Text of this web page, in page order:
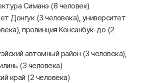
Симанэ (8 человек)
Донгук (3 человека), университет
провинция Кенсанбук-до (2
автомный район (3 человека),
(3 человека)
край (2 человека)